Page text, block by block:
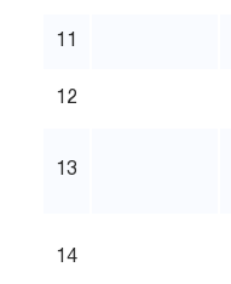
11
12
13
14